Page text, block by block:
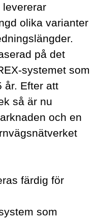
levererar
olika varianter
på det
systemet som
år. Efter att
så är nu
och en
färdig för
som